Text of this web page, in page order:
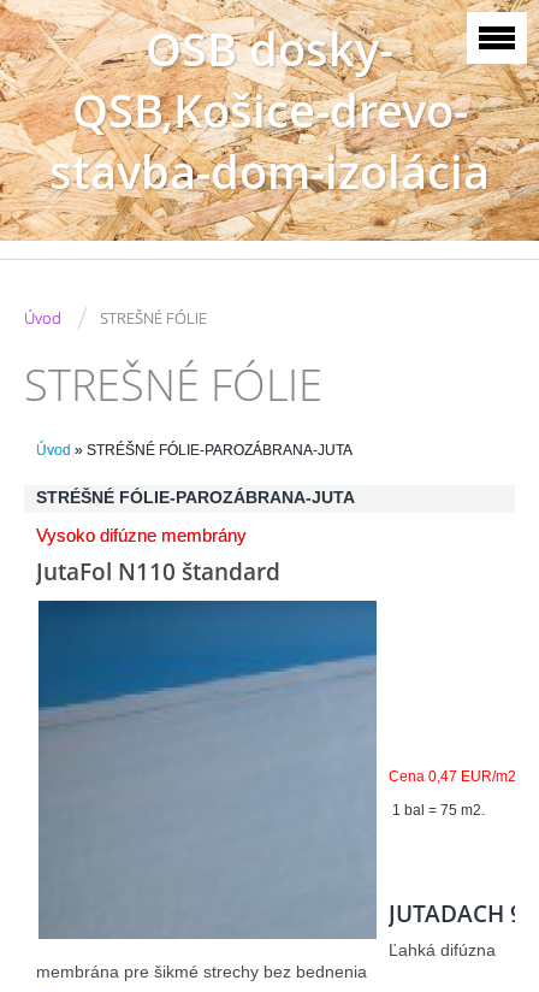
OSB dosky-
QSB,Košice-drevo-
stavba-dom-izolácia
Úvod / STREŠNÉ FÓLIE
STREŠNÉ FÓLIE
Úvod » STRÉŠNÉ FÓLIE-PAROZÁBRANA-JUTA
STRÉŠNÉ FÓLIE-PAROZÁBRANA-JUTA
Vysoko difúzne membrány
JutaFol N110 štandard
Cena 0,47 EUR/m2
1 bal = 75 m2.
JUTADACH 95
Ľahká difúzna
membrána pre šikmé strechy bez bednenia